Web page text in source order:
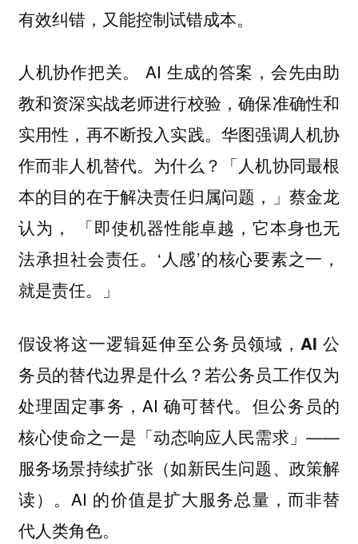
有效纠错，又能控制试错成本。
人机协作把关。
AI 生成的答案，会先由助
教和资深实战老师进行校验，确保准确性和
实用性，再不断投入实践。华图强调人机协
作而非人机替代。为什么？「人机协同最根
本的目的在于解决责任归属问题，」蔡金龙
认为， 「即使机器性能卓越，它本身也无
法承担社会责任。‘人感’的核心要素之一，
就是责任。」
假设将这一逻辑延伸至公务员领域， AI 公
务员的替代边界是什么？ 若公务员工作仅为
处理固定事务，AI 确可替代。但公务员的
核心使命之一是「动态响应人民需求」——
服务场景持续扩张（如新民生问题、政策解
读）。AI 的价值是扩大服务总量，而非替
代人类角色。